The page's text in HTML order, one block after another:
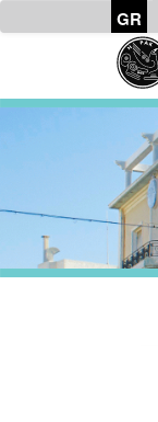
GR